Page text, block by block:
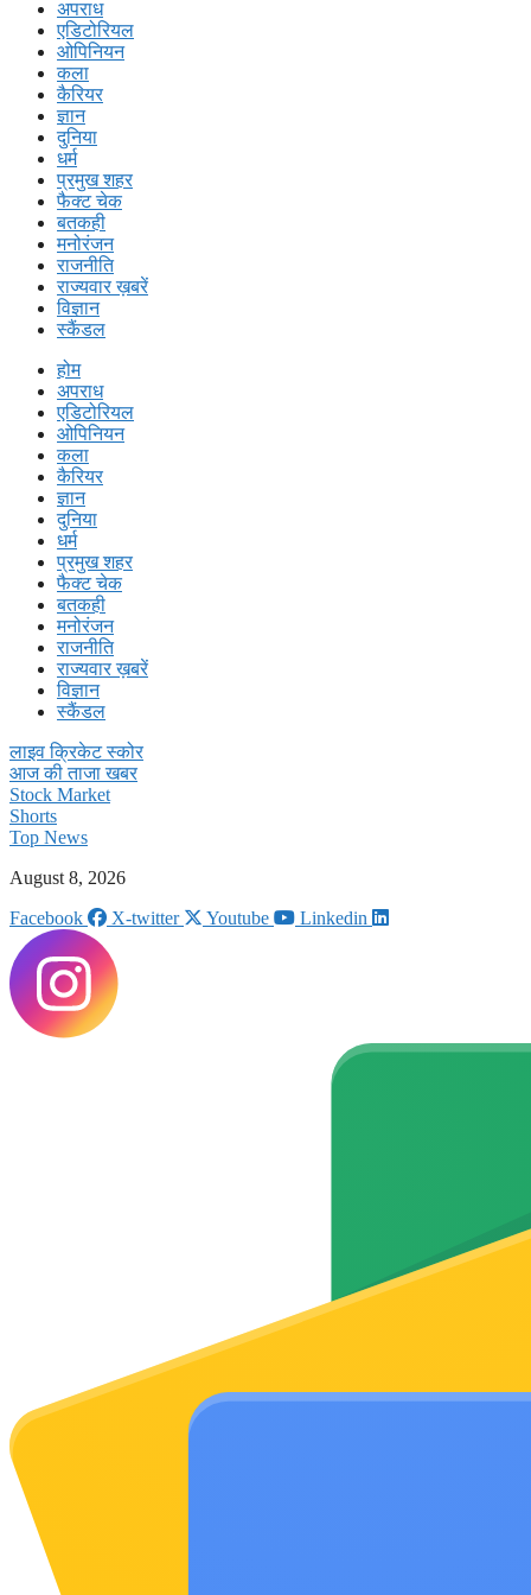
अपराध
एडिटोरियल
ओपिनियन
कला
कैरियर
ज्ञान
दुनिया
धर्म
प्रमुख शहर
फैक्ट चेक
बतकही
मनोरंजन
राजनीति
राज्यवार ख़बरें
विज्ञान
स्कैंडल
होम
अपराध
एडिटोरियल
ओपिनियन
कला
कैरियर
ज्ञान
दुनिया
धर्म
प्रमुख शहर
फैक्ट चेक
बतकही
मनोरंजन
राजनीति
राज्यवार ख़बरें
विज्ञान
स्कैंडल
लाइव क्रिकेट स्कोर
आज की ताजा खबर
Stock Market
Shorts
Top News
August 8, 2026
Facebook
X-twitter Youtube Linkedin